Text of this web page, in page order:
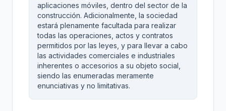
aplicaciones móviles, dentro del sector de la
construcción. Adicionalmente, la sociedad
estará plenamente facultada para realizar
todas las operaciones, actos y contratos
permitidos por las leyes, y para llevar a cabo
las actividades comerciales e industriales
inherentes o accesorios a su objeto social,
siendo las enumeradas meramente
enunciativas y no limitativas.